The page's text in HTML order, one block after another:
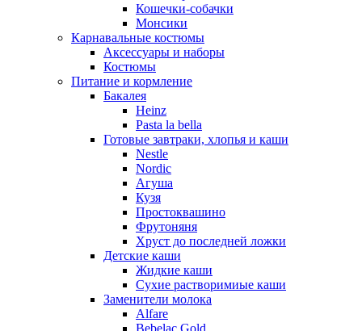
Кошечки-собачки
Монсики
Карнавальные костюмы
Аксессуары и наборы
Костюмы
Питание и кормление
Бакалея
Heinz
Pasta la bella
Готовые завтраки, хлопья и каши
Nestle
Nordic
Агуша
Кузя
Простоквашино
Фрутоняня
Хруст до последней ложки
Детские каши
Жидкие каши
Сухие растворимиые каши
Заменители молока
Alfare
Bebelac Gold